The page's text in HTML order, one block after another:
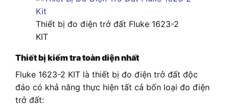
Thiết bị đo điện trở đất Fluke 1623-2
KIT
Thiết bị kiểm tra toàn diện nhất
Fluke 1623-2 KIT là thiết bị đo điện trở đất độc
đáo có khả năng thực hiện tất cả bốn loại đo điện
trở đất: